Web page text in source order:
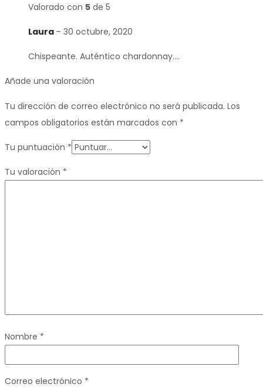
Valorado con 5 de 5
Laura – 30 octubre, 2020
Chispeante. Auténtico chardonnay….
Añade una valoración
Tu dirección de correo electrónico no será publicada. Los
campos obligatorios están marcados con *
Tu puntuación *
Tu valoración *
Nombre *
Correo electrónico *